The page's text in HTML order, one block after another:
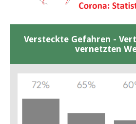
Versteckte Gefahren -
vernetzten